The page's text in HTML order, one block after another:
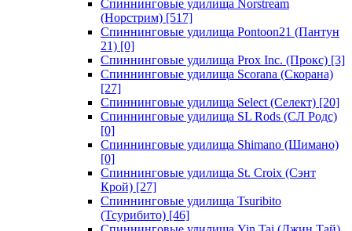
Спиннинговые удилища Norstream
(Норстрим) [517]
Спиннинговые удилища Pontoon21 (Пантун
21) [0]
Спиннинговые удилища Prox Inc. (Прокс) [3]
Спиннинговые удилища Scorana (Скорана)
[27]
Спиннинговые удилища Select (Селект) [20]
Спиннинговые удилища SL Rods (СЛ Родс)
[0]
Спиннинговые удилища Shimano (Шимано)
[0]
Спиннинговые удилища St. Croix (Сэнт
Крой) [27]
Спиннинговые удилища Tsuribito
(Тсурибито) [46]